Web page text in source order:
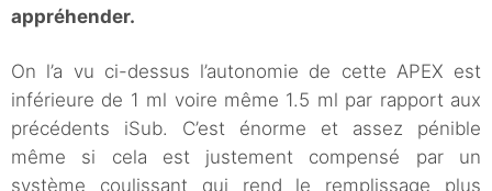
appréhender.
On l’a vu ci-dessus l’autonomie de cette APEX est
inférieure de 1 ml voire même 1.5 ml par rapport aux
précédents iSub. C’est énorme et assez pénible
même si cela est justement compensé par un
système coulissant qui rend le remplissage plus